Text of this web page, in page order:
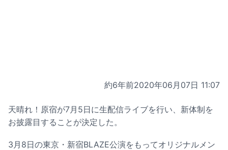
約6年前2020年06月07日 11:07
天晴れ！原宿が7月5日に生配信ライブを行い、新体制を
お披露目することが決定した。
3月8日の東京・新宿BLAZE公演をもってオリジナルメン